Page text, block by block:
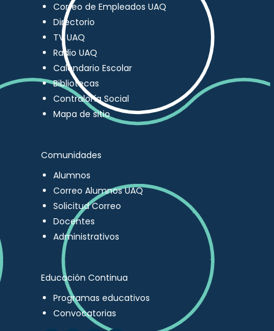
Correo de Empleados UAQ
Directorio
TV UAQ
Radio UAQ
Calendario Escolar
Bibliotecas
Contraloría Social
Mapa de sitio
Comunidades
Alumnos
Correo Alumnos UAQ
Solicitud Correo
Docentes
Administrativos
Educación Continua
Programas educativos
Convocatorias